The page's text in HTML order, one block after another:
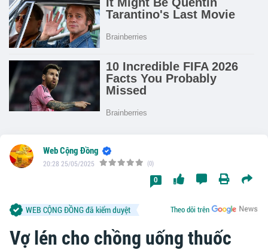
Vợ lén cho chồng uống thuốc
Web Cộng Đồng
20:28 25/05/2025 (0)
0
Theo dõi trên
WEB CỘNG ĐỒNG đã kiểm duyệt